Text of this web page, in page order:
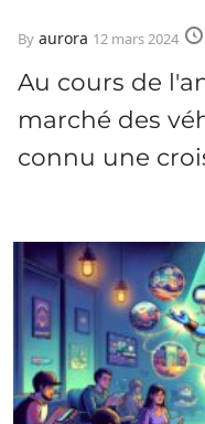
By aurora 12 mars 2024
Au cours de
marché des
connu une